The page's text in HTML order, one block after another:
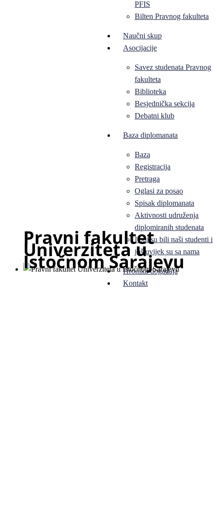
PFIS
Bilten Pravnog fakulteta
Naučni skup
Asocijacije
Savez studenata Pravnog
fakulteta
Biblioteka
Besjednička sekcija
Debatni klub
Baza diplomanata
Baza
Registracija
Pretraga
Oglasi za posao
Spisak diplomanata
Aktivnosti udruženja
diplomiranih studenata
I oni su bili naši studenti i
još uvijek su sa nama
Hronika događaja
Kontakt
Pravni fakultet
Univerziteta u
Istočnom Sarajevu